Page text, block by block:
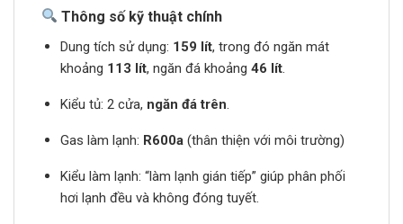
Thông số kỹ thuật chính
Dung tích sử dụng: 159 lít, trong đó ngăn mát
khoảng 113 lít, ngăn đá khoảng 46 lít.
Kiểu tủ: 2 cửa, ngăn đá trên.
Gas làm lạnh: R600a(thân thiện với môi trường)
Kiểu làm lạnh: “làm lạnh gián tiếp” giúp phân phối
hơi lạnh đều và không đóng tuyết.